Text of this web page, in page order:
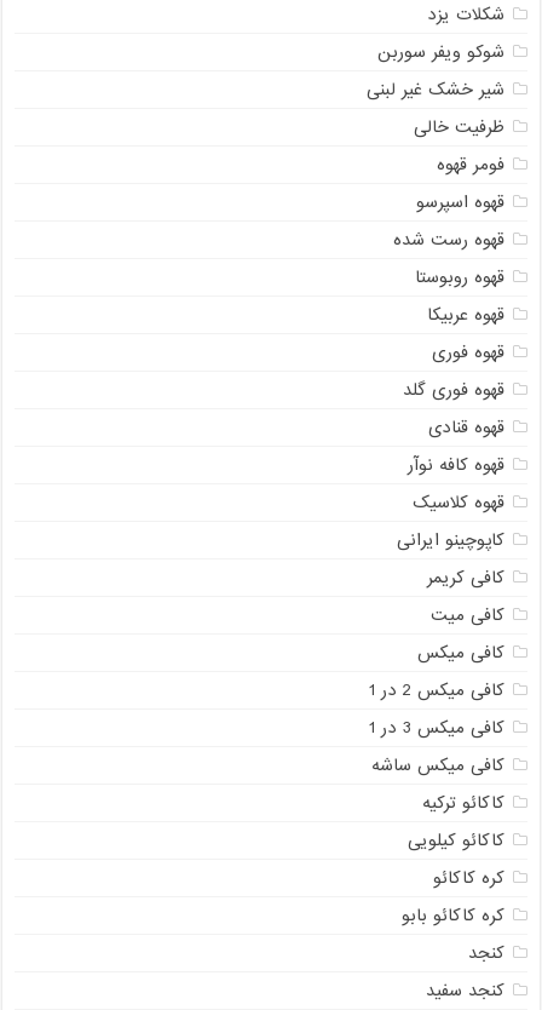
شکلات یزد
شوکو ویفر سوربن
شیر خشک غیر لبنی
ظرفیت خالی
فومر قهوه
قهوه اسپرسو
قهوه رست شده
قهوه روبوستا
قهوه عربیکا
قهوه فوری
قهوه فوری گلد
قهوه قنادی
قهوه کافه نوآر
قهوه کلاسیک
کاپوچینو ایرانی
کافی کریمر
کافی میت
کافی میکس
کافی میکس 2 در 1
کافی میکس 3 در 1
کافی میکس ساشه
کاکائو ترکیه
کاکائو کیلویی
کره کاکائو
کره کاکائو بابو
کنجد
کنجد سفید